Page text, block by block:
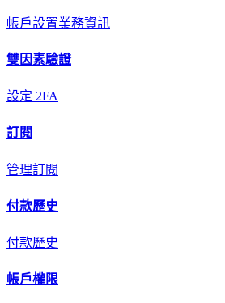
帳戶設置業務資訊
雙因素驗證
設定 2FA
訂閱
管理訂閱
付款歷史
付款歷史
帳戶權限